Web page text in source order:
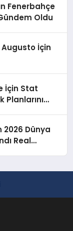
Fenerbahçe
Oldu
İçin
İçin Stat
Planlarını
2026 Dünya
Real